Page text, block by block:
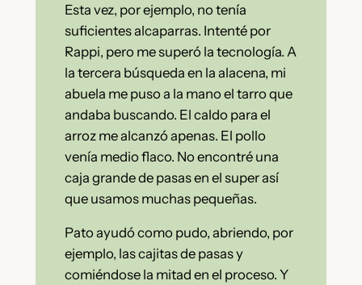
Esta vez, por ejemplo, no tenía
suficientes alcaparras. Intenté por
Rappi, pero me superó la tecnología. A
la tercera búsqueda en la alacena, mi
abuela me puso a la mano el tarro que
andaba buscando. El caldo para el
arroz me alcanzó apenas. El pollo
venía medio flaco. No encontré una
caja grande de pasas en el super así
que usamos muchas pequeñas.
Pato ayudó como pudo, abriendo, por
ejemplo, las cajitas de pasas y
comiéndose la mitad en el proceso. Y